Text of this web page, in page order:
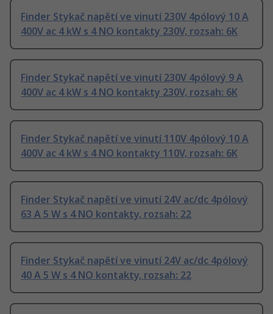
Finder Stykač napětí ve vinutí 230V 4pólový 10 A
400V ac 4 kW s 4 NO kontakty 230V, rozsah: 6K
Finder Stykač napětí ve vinutí 230V 4pólový 9 A
400V ac 4 kW s 4 NO kontakty 230V, rozsah: 6K
Finder Stykač napětí ve vinutí 110V 4pólový 10 A
400V ac 4 kW s 4 NO kontakty 110V, rozsah: 6K
Finder Stykač napětí ve vinutí 24V ac/dc 4pólový
63 A 5 W s 4 NO kontakty, rozsah: 22
Finder Stykač napětí ve vinutí 24V ac/dc 4pólový
40 A 5 W s 4 NO kontakty, rozsah: 22